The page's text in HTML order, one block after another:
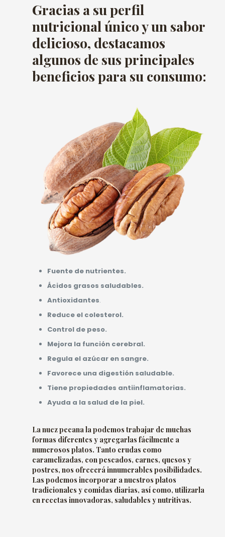
Gracias a su perfil
nutricional único y un sabor
delicioso, destacamos
algunos de sus principales
beneficios para su consumo:
Fuente de nutrientes.
Ácidos grasos saludables.
Antioxidantes.
Reduce el colesterol.
Control de peso.
Mejora la función cerebral.
Regula el azúcar en sangre.
Favorece una digestión saludable.
Tiene propiedades antiinflamatorias.
Ayuda a la salud de la piel.
La nuez pecana la podemos trabajar de muchas
formas diferentes y agregarlas fácilmente a
numerosos platos. Tanto crudas como
caramelizadas, con pescados, carnes, quesos y
postres, nos ofrecerá innumerables posibilidades.
Las podemos incorporar a nuestros platos
tradicionales y comidas diarias, así como, utilizarla
en recetas innovadoras, saludables y nutritivas.